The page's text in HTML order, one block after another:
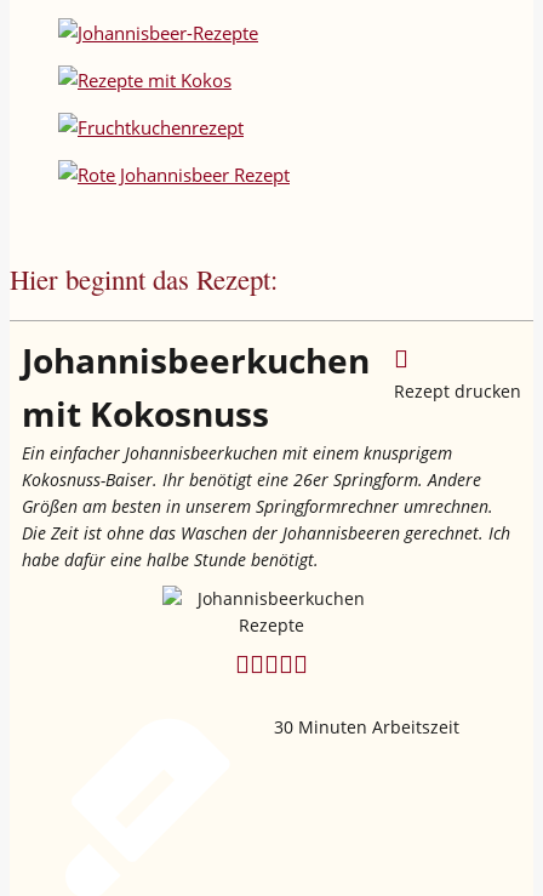
Hier beginnt das Rezept:
Rezept drucken
Johannisbeerkuchen
mit Kokosnuss
Ein einfacher Johannisbeerkuchen mit einem knusprigem
Kokosnuss-Baiser. Ihr benötigt eine 26er Springform. Andere
Größen am besten in unserem Springformrechner umrechnen.
Die Zeit ist ohne das Waschen der Johannisbeeren gerechnet. Ich
habe dafür eine halbe Stunde benötigt.
30 Minuten Arbeitszeit